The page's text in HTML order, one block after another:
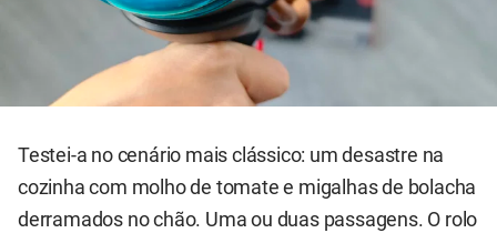
Testei-a no cenário mais clássico: um desastre na
cozinha com molho de tomate e migalhas de bolacha
derramados no chão. Uma ou duas passagens. O rolo